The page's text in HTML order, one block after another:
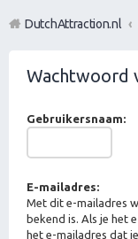
DutchAttraction.nl
Wachtwoord
Gebruikersnaam:
E-mailadres:
Met dit e-mailadres
bekend is. Als je het
het e-mailadres dat